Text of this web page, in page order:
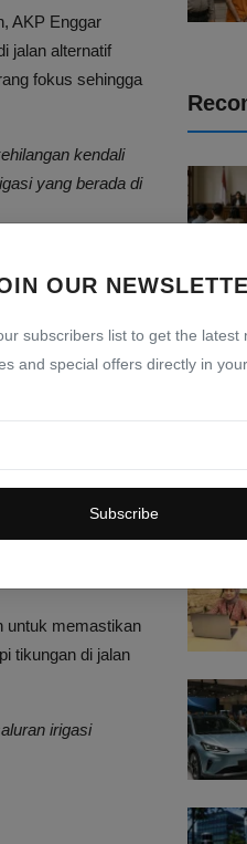
OUR
subscribers list to get the latest
and special offers directly in
Subscribe
AKP Enggar
jalan alternatif
fokus sehingga
kendali
yang berada di
dunia sebagai
yang
dari Polsek
berhasil
ke fasilitas
untuk memastikan
tikungan di jalan
irigasi